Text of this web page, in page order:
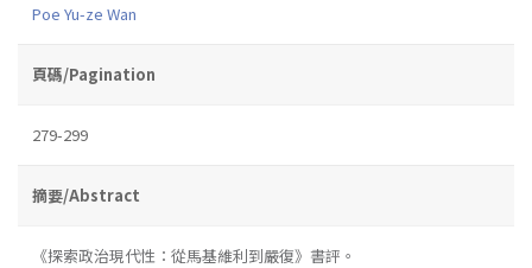
Poe Yu-ze Wan
頁碼/Pagination
279-299
摘要/Abstract
《探索政治現代性：從馬基維利到嚴復》書評。